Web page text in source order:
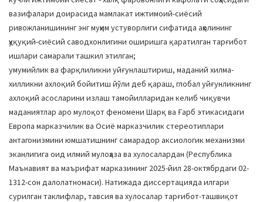
вазифалари доирасида мамлакат ижтимоий-сиёсий
ривожланишининг энг муҳим устуворлиги сифатида аҳолининг
ҳуқуқий-сиёсий саводхонлигини оширишга қаратилган тарғибот
ишлари самарали ташкил этилган;
умумийлик ва фарқлиликни уйғунлаштириш, маданий хилма-
хилликни ахлоқий бойитиш йўли деб қараш, глобал уйғунликнинг
ахлоқий асосларини излаш тамойилларидан келиб чиқувчи
маданиятлар аро мулоқот феномени Шарқ ва Ғарб этикасидаги
Европа марказчилик ва Осиё марказчилик стереотиплари
антагонизмини юмшатишнинг самарадор аксиологик механизми
эканлигига оид илмий мулоҳаза ва хулосалардан (Республика
Маънавият ва маърифат марказининг 2025-йил 28-октябрдаги 02-
1312-сон далолатномаси). Натижада диссертацияда илгари
сурилган таклифлар, тавсия ва хулосалар тарғибот-ташвиқот